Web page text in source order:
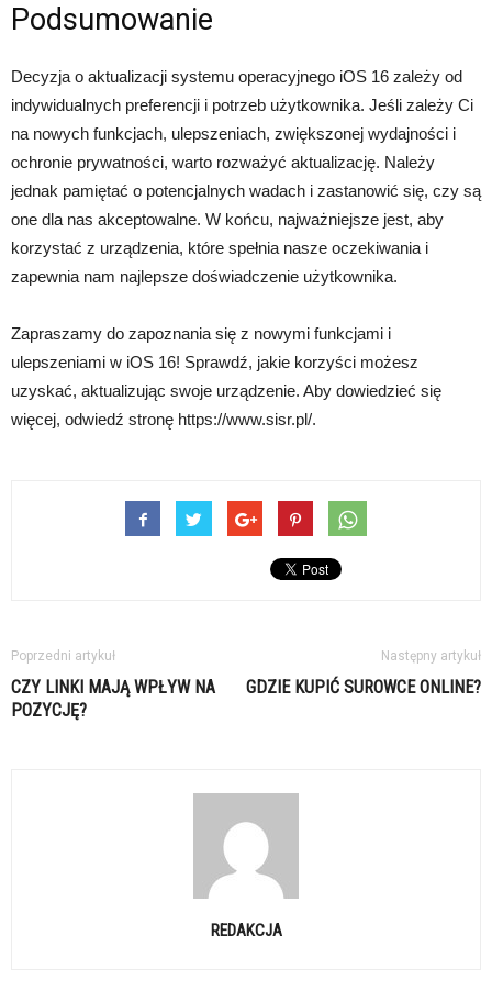
Podsumowanie
Decyzja o aktualizacji systemu operacyjnego iOS 16 zależy od
indywidualnych preferencji i potrzeb użytkownika. Jeśli zależy Ci
na nowych funkcjach, ulepszeniach, zwiększonej wydajności i
ochronie prywatności, warto rozważyć aktualizację. Należy
jednak pamiętać o potencjalnych wadach i zastanowić się, czy są
one dla nas akceptowalne. W końcu, najważniejsze jest, aby
korzystać z urządzenia, które spełnia nasze oczekiwania i
zapewnia nam najlepsze doświadczenie użytkownika.
Zapraszamy do zapoznania się z nowymi funkcjami i
ulepszeniami w iOS 16! Sprawdź, jakie korzyści możesz
uzyskać, aktualizując swoje urządzenie. Aby dowiedzieć się
więcej, odwiedź stronę https://www.sisr.pl/.
Poprzedni artykuł
CZY LINKI MAJĄ WPŁYW NA
POZYCJĘ?
Następny artykuł
GDZIE KUPIĆ SUROWCE ONLINE?
REDAKCJA